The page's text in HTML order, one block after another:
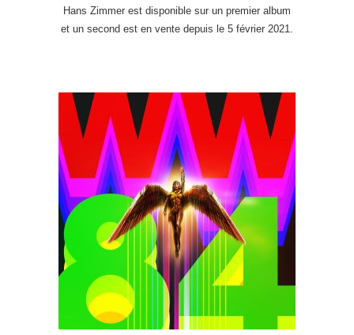
Hans Zimmer est disponible sur un premier album
et un second est en vente depuis le 5 février 2021.